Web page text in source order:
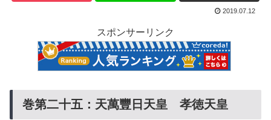
2019.07.12
スポンサーリンク
巻第二十五：天萬豐日天皇 孝徳天皇